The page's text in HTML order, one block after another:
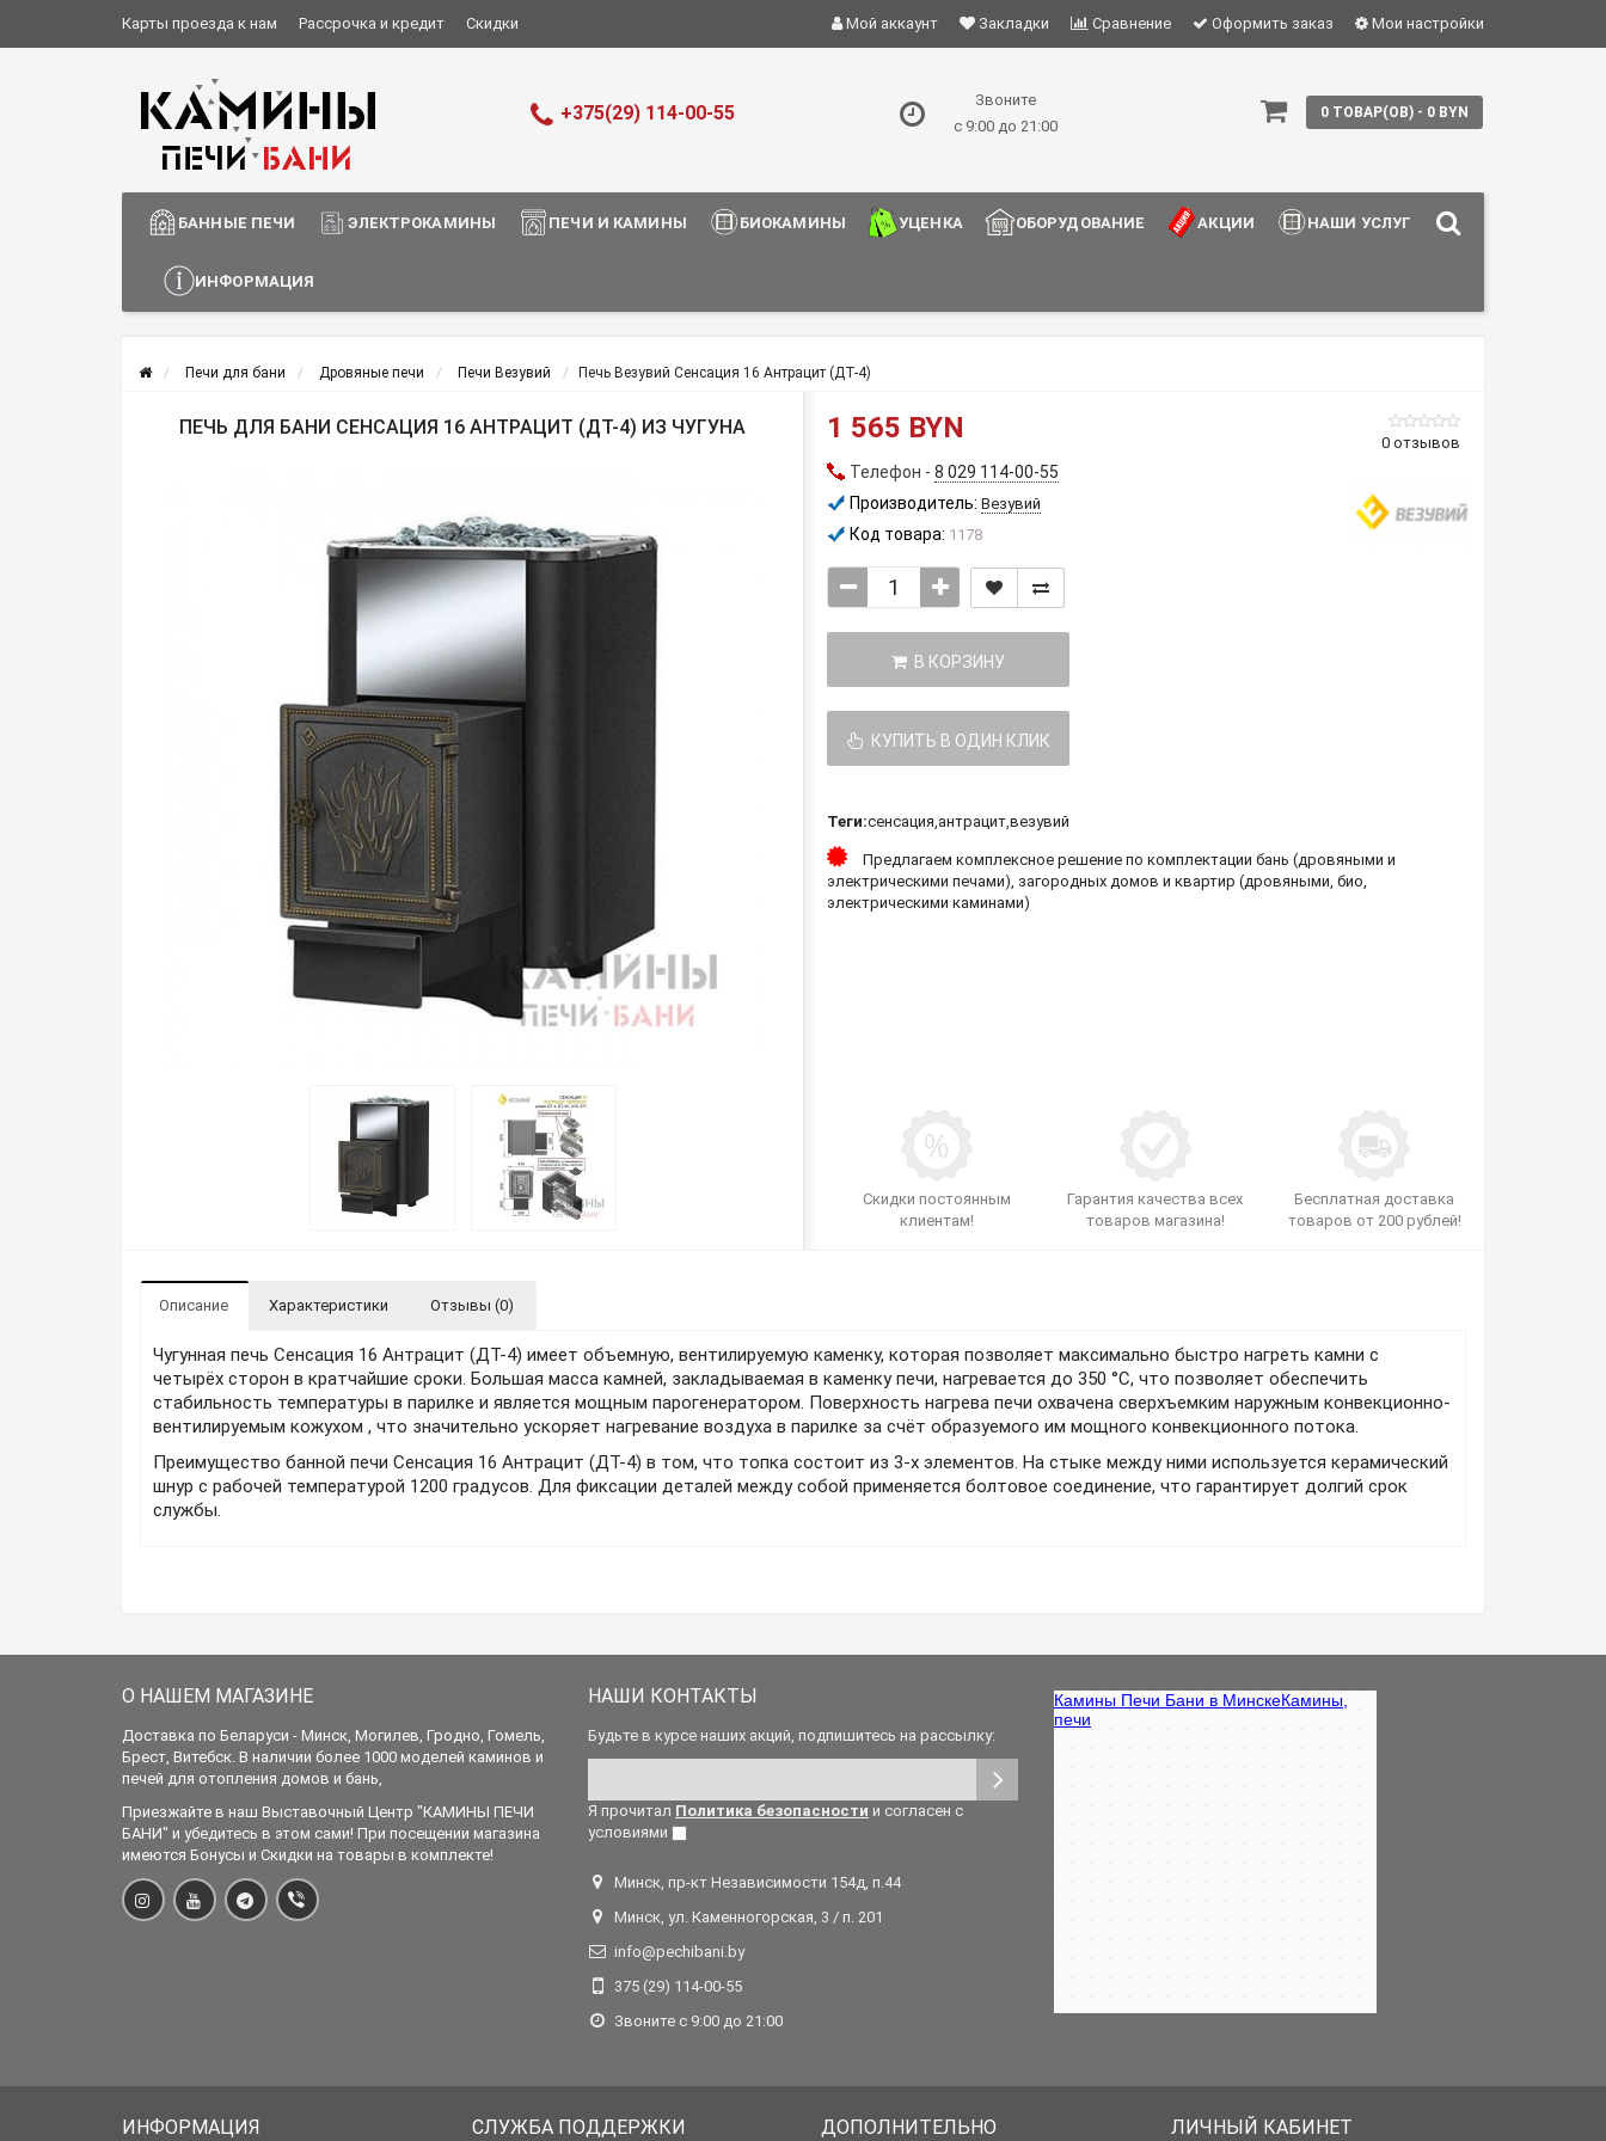
Карты проезда к нам Рассрочка и кредит Скидки
Информация о доставке
Мой аккаунт Закладки Сравнение Оформить заказ Мои настройки
+375(29) 114-00-55
Звоните
с 9:00 до 21:00
0 ТОВАР(ОВ) - 0 BYN
БАННЫЕ ПЕЧИ ЭЛЕКТРОКАМИНЫ ПЕЧИ И КАМИНЫ БИОКАМИНЫ УЦЕНКА ОБОРУДОВАНИЕ АКЦИИ НАШИ УСЛУГИ
ИНФОРМАЦИЯ
Печи для бани Дровяные печи Печи Везувий Печь Везувий Сенсация 16 Антрацит (ДТ-4)
ПЕЧЬ ДЛЯ БАНИ СЕНСАЦИЯ 16 АНТРАЦИТ (ДТ-4) ИЗ ЧУГУНА
0 отзывов
1 565 BYN
Телефон - 8 029 114-00-55
Производитель: Везувий
Код товара: 1178
В КОРЗИНУ
КУПИТЬ В ОДИН КЛИК
Теги:сенсация,антрацит,везувий
Скидки постоянным
клиентам!
Гарантия качества всех
товаров магазина!
Бесплатная доставка
товаров от 200 рублей!
Предлагаем комплексное решение по комплектации бань (дровяными и
электрическими печами), загородных домов и квартир (дровяными, био,
электрическими каминами)
Описание Характеристики Отзывы (0)
Чугунная печь Сенсация 16 Антрацит (ДТ-4) имеет объемную, вентилируемую каменку, которая позволяет максимально быстро нагреть камни с
четырёх сторон в кратчайшие сроки. Большая масса камней, закладываемая в каменку печи, нагревается до 350 °С, что позволяет обеспечить
стабильность температуры в парилке и является мощным парогенератором. Поверхность нагрева печи охвачена сверхъемким наружным конвекционно-
вентилируемым кожухом , что значительно ускоряет нагревание воздуха в парилке за счёт образуемого им мощного конвекционного потока.
Преимущество банной печи Сенсация 16 Антрацит (ДТ-4) в том, что топка состоит из 3-х элементов. На стыке между ними используется керамический
шнур с рабочей температурой 1200 градусов. Для фиксации деталей между собой применяется болтовое соединение, что гарантирует долгий срок
службы.
О НАШЕМ МАГАЗИНЕ
Доставка по Беларуси - Минск, Могилев, Гродно, Гомель,
Брест, Витебск. В наличии более 1000 моделей каминов и
печей для отопления домов и бань,
Приезжайте в наш Выставочный Центр "КАМИНЫ ПЕЧИ
БАНИ" и убедитесь в этом сами! При посещении магазина
имеются Бонусы и Скидки на товары в комплекте!
НАШИ КОНТАКТЫ
Будьте в курсе наших акций, подпишитесь на рассылку:
Я прочитал Политика безопасности и согласен с
условиями
Минск, пр-кт Независимости 154д, п.44
Минск, ул. Каменногорская, 3 / п. 201
info@pechibani.by
375 (29) 114-00-55
Звоните с 9:00 до 21:00
ИНФОРМАЦИЯ СЛУЖБА ПОДДЕРЖКИ ДОПОЛНИТЕЛЬНО ЛИЧНЫЙ КАБИНЕТ